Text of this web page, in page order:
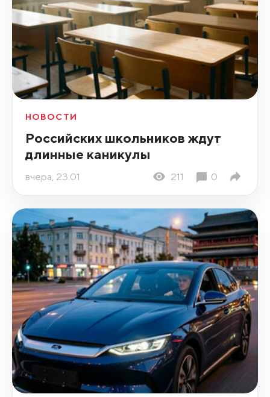
НОВОСТИ
Российских школьников ждут
длинные каникулы
вчера, 23:01 211 0